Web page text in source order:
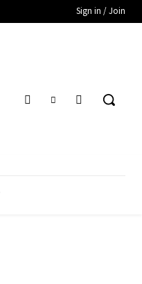
Sign in / Join